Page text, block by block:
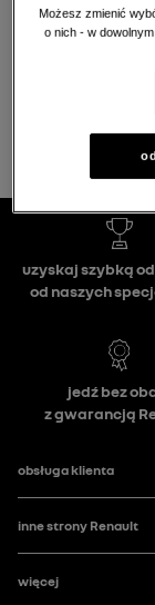
Wróć na stronę
Możesz zmienić
o nich - w